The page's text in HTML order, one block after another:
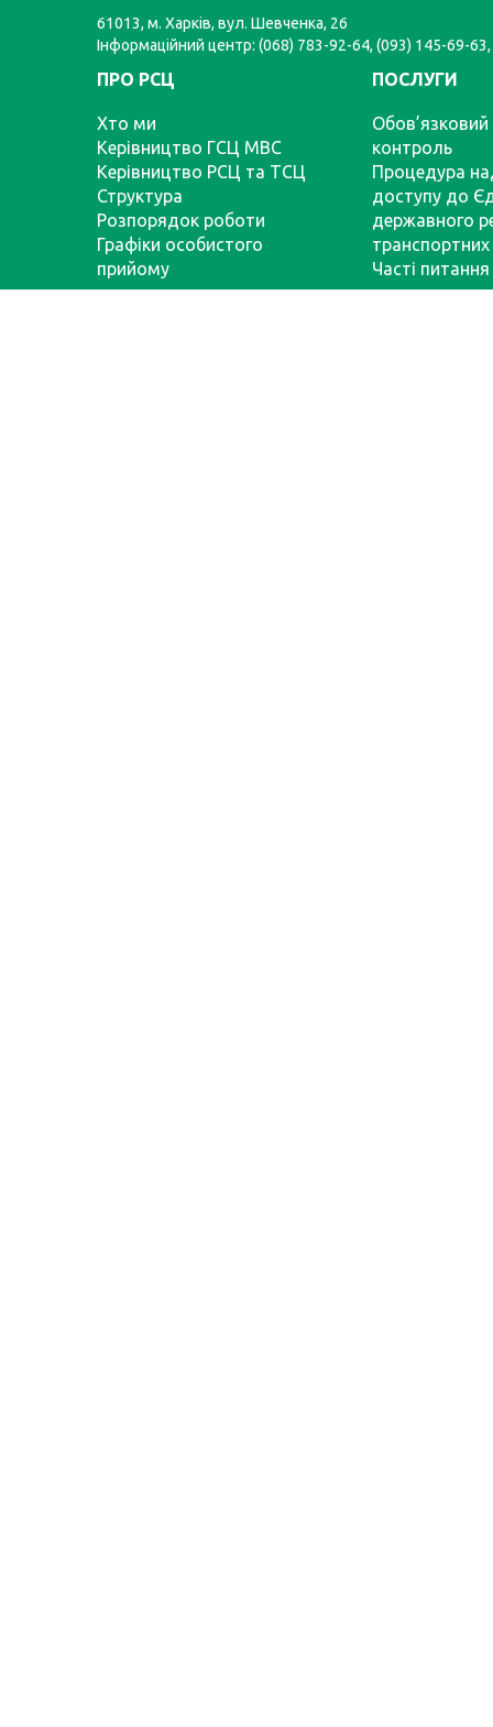
61013, м. Харків, вул. Шевченка, 26
Інформаційний центр: (068) 783-92-64, (093) 145-69-
ПРО РСЦ
Хто ми
Керівництво ГСЦ МВС
Керівництво РСЦ та ТСЦ
Структура
Розпорядок роботи
Графіки особистого
прийому
ПОСЛУГИ
Обов’язковий
контроль
Процедура
доступу до
державного
транспортних
Часті питання